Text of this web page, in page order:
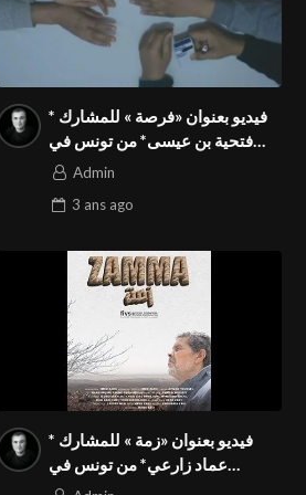
فيديو بعنوان «فرصة » للمشارك *
فتحية بن عيسى* من تونس في
المسابقة الدولية المواطنة
Admin
3 ans ago
فيديو بعنوان «زمة » للمشارك *
عماد زارعي* من تونس في
المسابقة الدولية المواطنة